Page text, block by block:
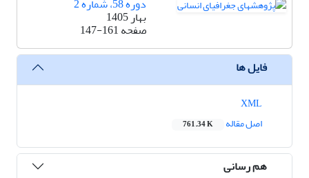
دوره 58، شماره 2
بهار 1405
صفحه147-161
فایل ها
اصل مقاله
761.34 K
هم رسانی